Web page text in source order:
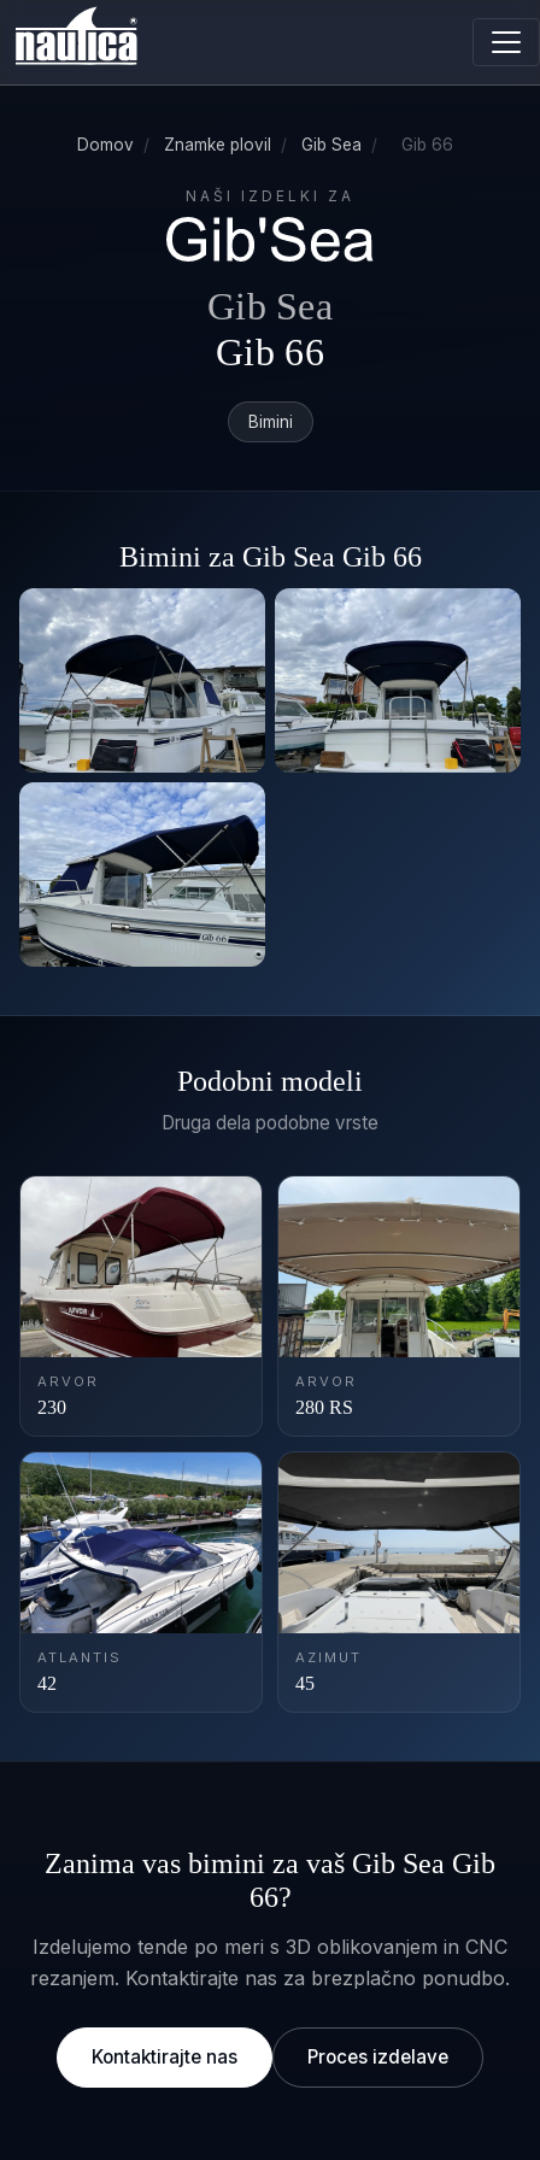
Domov / Znamke plovil / Gib Sea / Gib 66
NAŠI IZDELKI ZA
Gib Sea
Gib 66
Bimini
Bimini za Gib Sea Gib 66
Podobni modeli
Druga dela podobne vrste
ARVOR
230
ARVOR
280 RS
ATLANTIS
42
AZIMUT
45
Zanima vas bimini za vaš Gib Sea Gib
66?
Izdelujemo tende po meri s 3D oblikovanjem in CNC
rezanjem. Kontaktirajte nas za brezplačno ponudbo.
Kontaktirajte nas Proces izdelave